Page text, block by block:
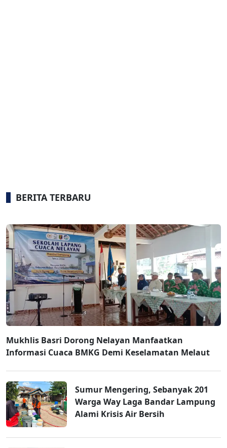
BERITA TERBARU
Mukhlis Basri Dorong Nelayan Manfaatkan
Informasi Cuaca BMKG Demi Keselamatan Melaut
Sumur Mengering, Sebanyak 201
Warga Way Laga Bandar Lampung
Alami Krisis Air Bersih